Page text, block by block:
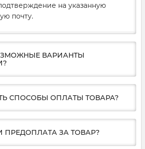
на указанную
почту.
ВАРИАНТЫ
СПОСОБЫ ОПЛАТЫ ТОВАРА?
ПРЕДОПЛАТА ЗА ТОВАР?